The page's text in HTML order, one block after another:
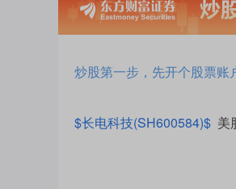
炒股第一步，先开个股票账
$长电科技(SH600584)$ 美